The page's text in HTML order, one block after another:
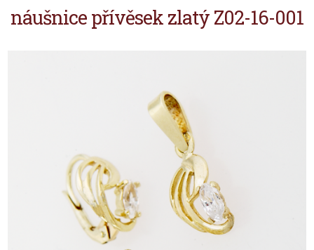
náušnice přívěsek zlatý Z02-16-001
Domů
O nás
Kontakt